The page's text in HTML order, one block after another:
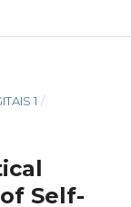
1 /
Self-